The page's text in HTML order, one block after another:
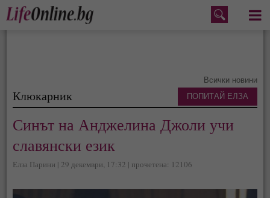
Меню
Всички новини
Клюкарник
Синът на Анджелина Джоли учи
славянски език
Елза Парини | 29 декември, 17:32 | прочетена: 12106
ПОПИТАЙ ЕЛЗА